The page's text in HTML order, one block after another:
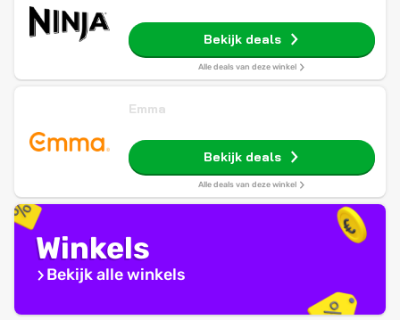
Bekijk deals
Alle deals van deze winkel
Emma
Bekijk deals
Alle deals van deze winkel
Winkels
Bekijk alle winkels